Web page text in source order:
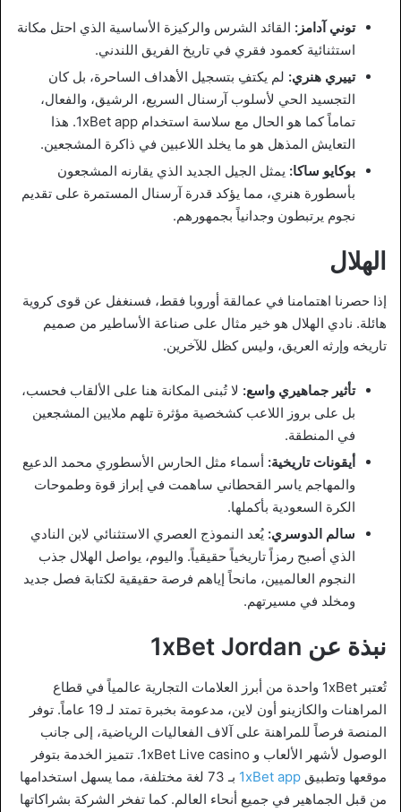
توني آدامز: القائد الشرس والركيزة الأساسية الذي احتل مكانة
استثنائية كعمود فقري في تاريخ الفريق اللندني.
تييري هنري: لم يكتفِ بتسجيل الأهداف الساحرة، بل كان
التجسيد الحي لأسلوب آرسنال السريع، الرشيق، والفعال،
تماماً كما هو الحال مع سلاسة استخدام 1xBet app. هذا
التعايش المذهل هو ما يخلد اللاعبين في ذاكرة المشجعين.
بوكايو ساكا: يمثل الجيل الجديد الذي يقارنه المشجعون
بأسطورة هنري، مما يؤكد قدرة آرسنال المستمرة على تقديم
نجوم يرتبطون وجدانياً بجمهورهم.
الهلال
إذا حصرنا اهتمامنا في عمالقة أوروبا فقط، فسنغفل عن قوى كروية
هائلة. نادي الهلال هو خير مثال على صناعة الأساطير من صميم
تاريخه وإرثه العريق، وليس كظل للآخرين.
تأثير جماهيري واسع: لا تُبنى المكانة هنا على الألقاب فحسب،
بل على بروز اللاعب كشخصية مؤثرة تلهم ملايين المشجعين
في المنطقة.
أيقونات تاريخية: أسماء مثل الحارس الأسطوري محمد الدعيع
والمهاجم ياسر القحطاني ساهمت في إبراز قوة وطموحات
الكرة السعودية بأكملها.
سالم الدوسري: يُعد النموذج العصري الاستثنائي لابن النادي
الذي أصبح رمزاً تاريخياً حقيقياً. واليوم، يواصل الهلال جذب
النجوم العالميين، مانحاً إياهم فرصة حقيقية لكتابة فصل جديد
ومخلد في مسيرتهم.
نبذة عن 1xBet Jordan
تُعتبر 1xBet واحدة من أبرز العلامات التجارية عالمياً في قطاع
المراهنات والكازينو أون لاين، مدعومة بخبرة تمتد لـ 19 عاماً. توفر
المنصة فرصاً للمراهنة على آلاف الفعاليات الرياضية، إلى جانب
الوصول لأشهر الألعاب و 1xBet Live casino. تتميز الخدمة بتوفر
موقعها وتطبيق 1xBet app
بـ 73 لغة مختلفة، مما يسهل استخدامها
من قبل الجماهير في جميع أنحاء العالم. كما تفخر الشركة بشراكاتها